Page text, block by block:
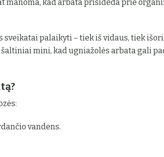
kad arbata prisideda prie
palaikyti – tiek iš vidaus, tiek
mini, kad ugniažolės arbata gali
vandens.